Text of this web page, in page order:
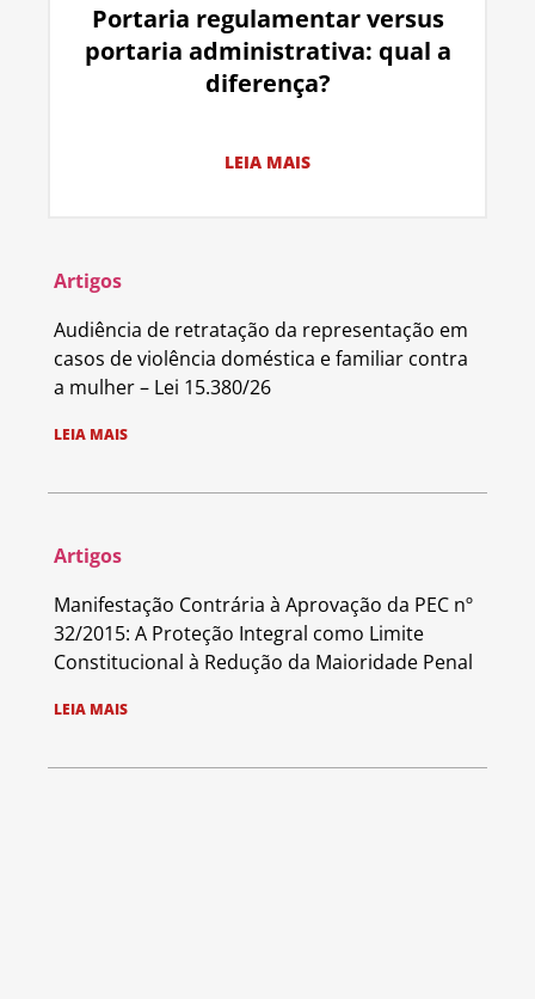
Portaria regulamentar versus
portaria administrativa: qual a
diferença?
LEIA MAIS
Artigos
Audiência de retratação da representação em
casos de violência doméstica e familiar contra
a mulher – Lei 15.380/26
LEIA MAIS
Artigos
Manifestação Contrária à Aprovação da PEC nº
32/2015: A Proteção Integral como Limite
Constitucional à Redução da Maioridade Penal
LEIA MAIS